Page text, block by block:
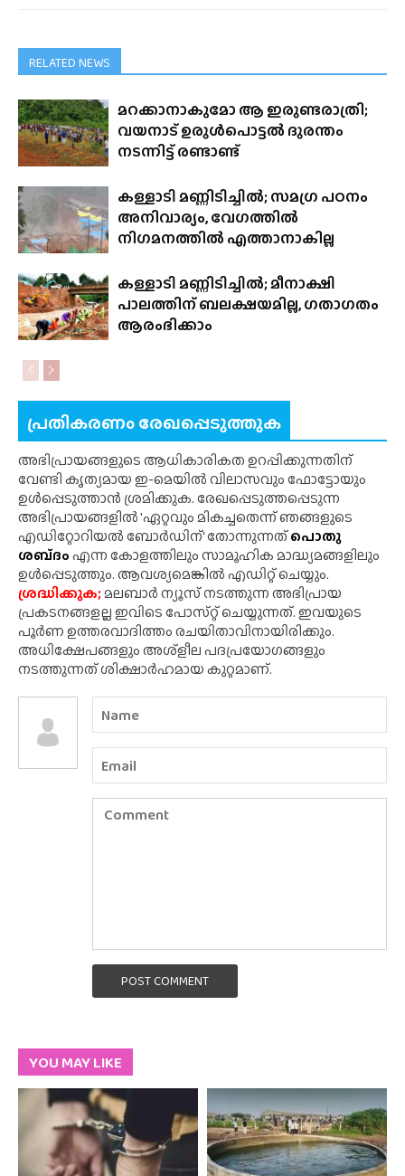
RELATED NEWS
മറക്കാനാകുമോ ആ ഇരുണ്ടരാത്രി;
വയനാട് ഉരുൾപൊട്ടൽ ദുരന്തം
നടന്നിട്ട് രണ്ടാണ്ട്
കള്ളാടി മണ്ണിടിച്ചിൽ; സമഗ്ര പഠനം
അനിവാര്യം, വേഗത്തിൽ
നിഗമനത്തിൽ എത്താനാകില്ല
കള്ളാടി മണ്ണിടിച്ചിൽ; മീനാക്ഷി
പാലത്തിന് ബലക്ഷയമില്ല, ഗതാഗതം
ആരംഭിക്കാം
പ്രതികരണം രേഖപ്പെടുത്തുക
അഭിപ്രായങ്ങളുടെ ആധികാരികത ഉറപ്പിക്കുന്നതിന്
വേണ്ടി കൃത്യമായ ഇ-മെയിൽ വിലാസവും ഫോട്ടോയും
ഉൾപ്പെടുത്താൻ ശ്രമിക്കുക. രേഖപ്പെടുത്തപ്പെടുന്ന
അഭിപ്രായങ്ങളിൽ 'ഏറ്റവും മികച്ചതെന്ന് ഞങ്ങളുടെ
എഡിറ്റോറിയൽ ബോർഡിന്' തോന്നുന്നത്പൊതു
ശബ്‌ദംഎന്ന കോളത്തിലും സാമൂഹിക മാദ്ധ്യമങ്ങളിലും
ഉൾപ്പെടുത്തും. ആവശ്യമെങ്കിൽ എഡിറ്റ് ചെയ്യും.
ശ്രദ്ധിക്കുക;മലബാർ ന്യൂസ് നടത്തുന്ന അഭിപ്രായ
പ്രകടനങ്ങളല്ല ഇവിടെ പോസ്‌റ്റ് ചെയ്യുന്നത്. ഇവയുടെ
പൂർണ ഉത്തരവാദിത്തം രചയിതാവിനായിരിക്കും.
അധിക്ഷേപങ്ങളും അശ്‌ളീല പദപ്രയോഗങ്ങളും
നടത്തുന്നത് ശിക്ഷാർഹമായ കുറ്റമാണ്.
POST COMMENT
YOU MAY LIKE